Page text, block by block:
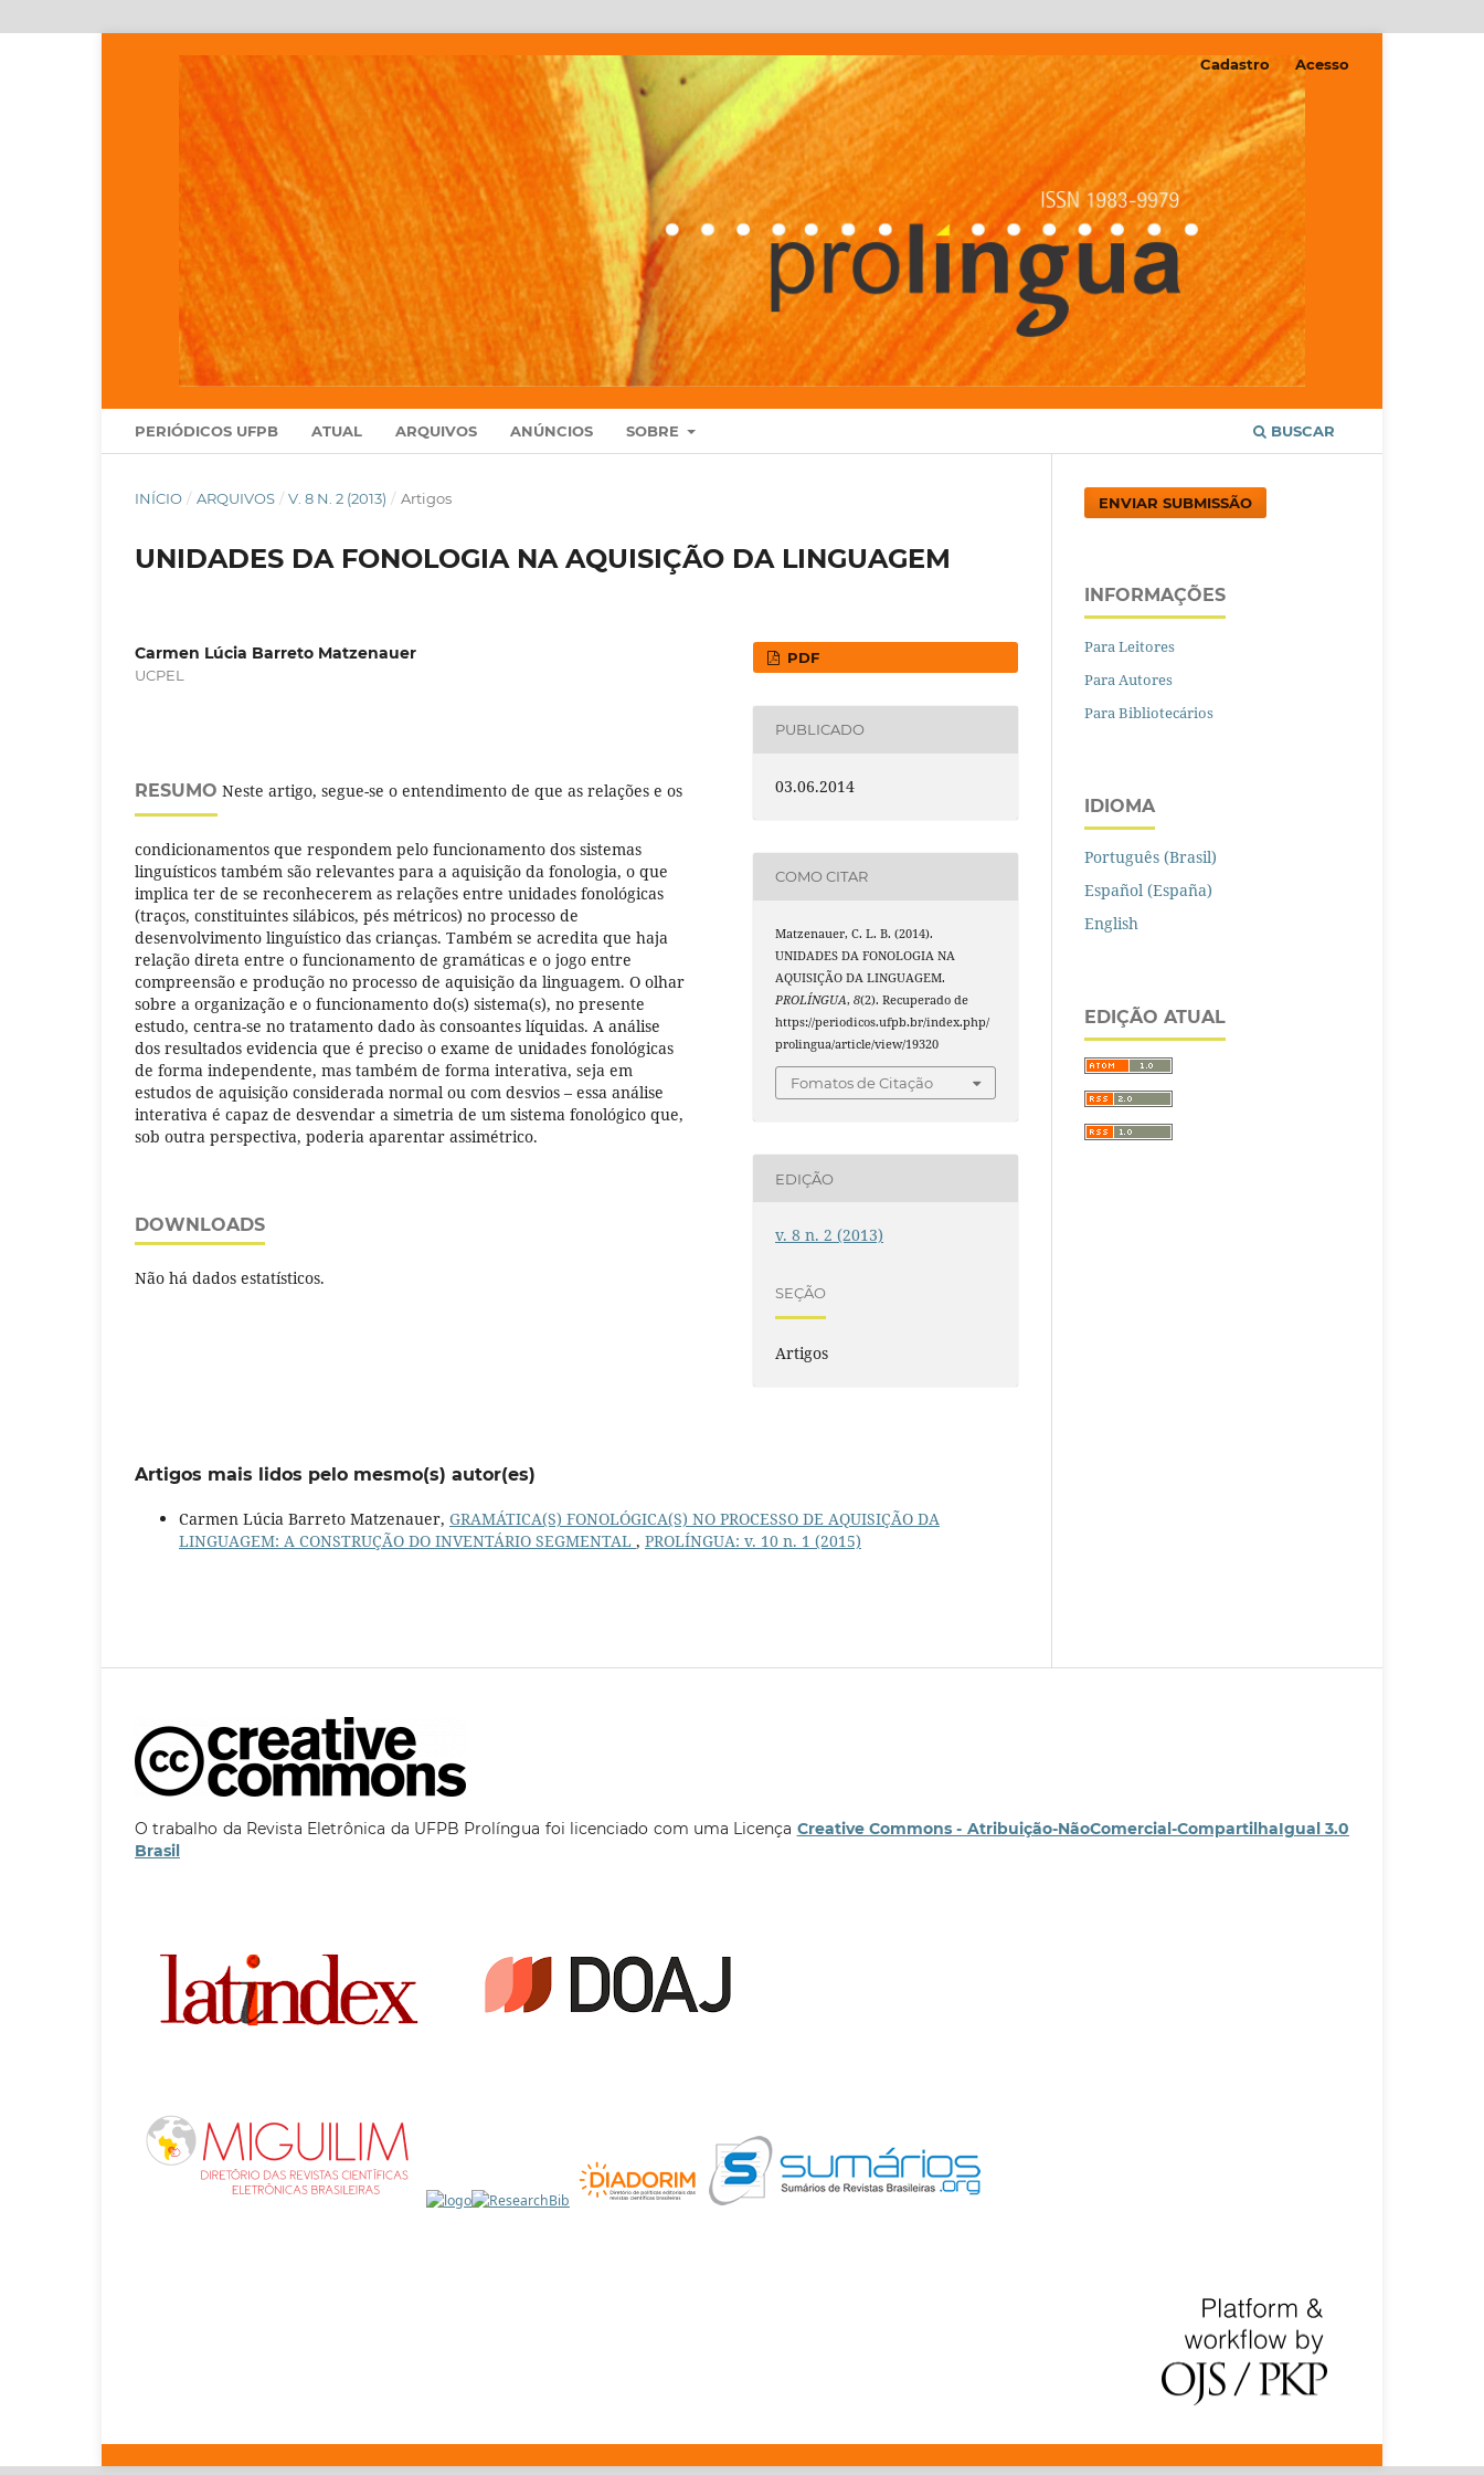
PERIÓDICOS UFPB ATUAL ARQUIVOS ANÚNCIOS SOBRE BUSCAR
Cadastro Acesso
INÍCIO / ARQUIVOS / V. 8 N. 2 (2013) / Artigos
UNIDADES DA FONOLOGIA NA AQUISIÇÃO DA LINGUAGEM
Carmen Lúcia Barreto Matzenauer
UCPEL
RESUMO Neste artigo, segue-se o entendimento de que as relações e os
condicionamentos que respondem pelo funcionamento dos sistemas
linguísticos também são relevantes para a aquisição da fonologia, o que
implica ter de se reconhecerem as relações entre unidades fonológicas
(traços, constituintes silábicos, pés métricos) no processo de
desenvolvimento linguístico das crianças. Também se acredita que haja
relação direta entre o funcionamento de gramáticas e o jogo entre
compreensão e produção no processo de aquisição da linguagem. O olhar
sobre a organização e o funcionamento do(s) sistema(s), no presente
estudo, centra-se no tratamento dado às consoantes líquidas. A análise
dos resultados evidencia que é preciso o exame de unidades fonológicas
de forma independente, mas também de forma interativa, seja em
estudos de aquisição considerada normal ou com desvios – essa análise
interativa é capaz de desvendar a simetria de um sistema fonológico que,
sob outra perspectiva, poderia aparentar assimétrico.
DOWNLOADS
Não há dados estatísticos.
PDF
PUBLICADO
03.06.2014
COMO CITAR
Matzenauer, C. L. B. (2014).
UNIDADES DA FONOLOGIA NA
AQUISIÇÃO DA LINGUAGEM.
PROLÍNGUA,8(2). Recuperado de
https://periodicos.ufpb.br/index.php/
prolingua/article/view/19320
Fomatos de Citação
EDIÇÃO
v. 8 n. 2 (2013)
SEÇÃO
Artigos
Artigos mais lidos pelo mesmo(s) autor(es)
Carmen Lúcia Barreto Matzenauer, GRAMÁTICA(S) FONOLÓGICA(S) NO PROCESSO DE AQUISIÇÃO DA
LINGUAGEM: A CONSTRUÇÃO DO INVENTÁRIO SEGMENTAL , PROLÍNGUA: v. 10 n. 1 (2015)
ENVIAR SUBMISSÃO
INFORMAÇÕES
Para Leitores
Para Autores
Para Bibliotecários
IDIOMA
Português (Brasil)
Español (España)
English
EDIÇÃO ATUAL
O trabalho da Revista Eletrônica da UFPB Prolíngua foi licenciado com uma Licença Creative Commons - Atribuição-NãoComercial-CompartilhaIgual 3.0
Brasil